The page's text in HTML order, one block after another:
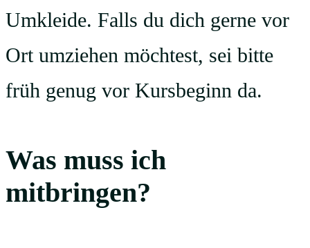
Umkleide. Falls du dich gerne vor
Ort umziehen möchtest, sei bitte
früh genug vor Kursbeginn da.
Was muss ich
mitbringen?